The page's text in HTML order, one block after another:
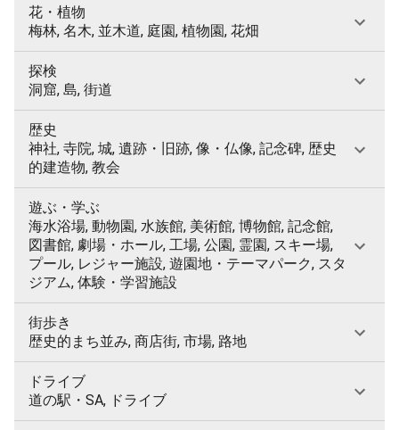
花・植物
梅林, 名木, 並木道, 庭園, 植物園, 花畑
探検
洞窟, 島, 街道
歴史
神社, 寺院, 城, 遺跡・旧跡, 像・仏像, 記念碑, 歴史
的建造物, 教会
遊ぶ・学ぶ
海水浴場, 動物園, 水族館, 美術館, 博物館, 記念館,
図書館, 劇場・ホール, 工場, 公園, 霊園, スキー場,
プール, レジャー施設, 遊園地・テーマパーク, スタ
ジアム, 体験・学習施設
街歩き
歴史的まち並み, 商店街, 市場, 路地
ドライブ
道の駅・SA, ドライブ